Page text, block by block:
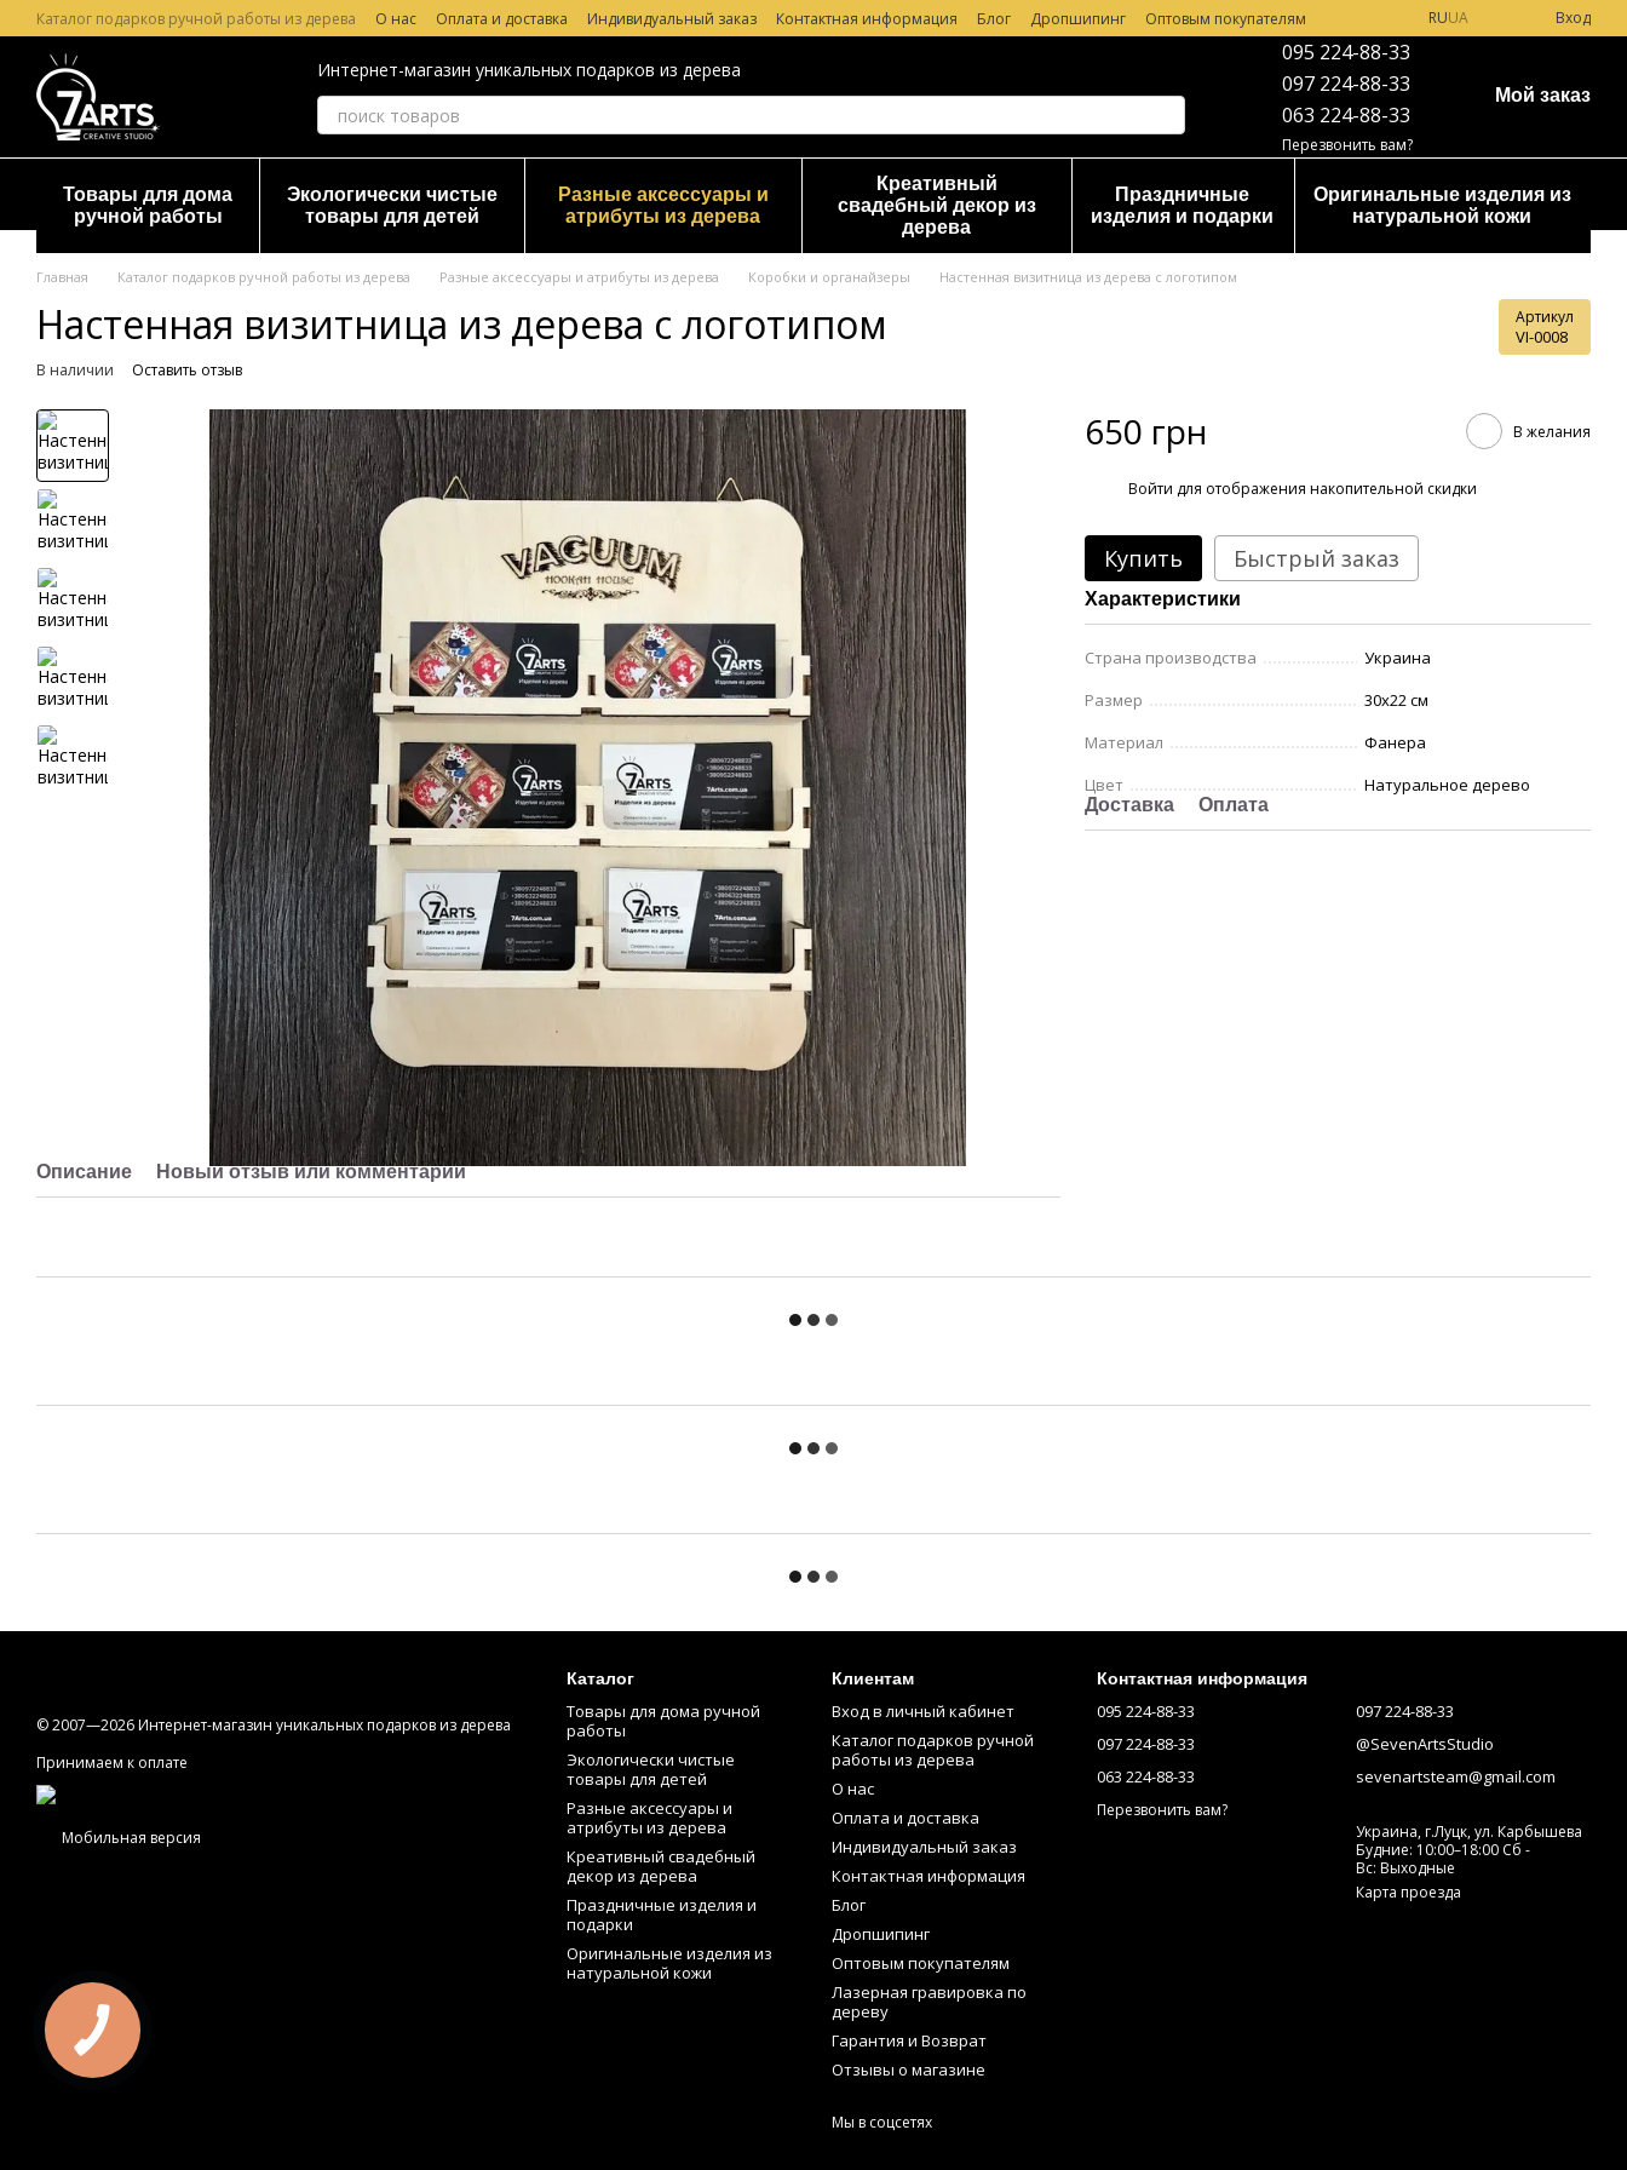
Перейти к основному контенту
Каталог подарков ручной работы из дерева О нас Оплата и доставка Индивидуальный заказ Контактная информация Блог Дропшипинг
Оптовым покупателям
Лазерная гравировка по дереву
Гарантия и Возврат Отзывы о магазине
RUUA Вход
Интернет-магазин уникальных подарков из дерева
095 224-88-33
097 224-88-33
063 224-88-33
Перезвонить вам?
Мой заказ
Товары для дома
ручной работы
Экологически чистые
товары для детей
Разные аксессуары и
атрибуты из дерева
Креативный
свадебный декор из
дерева
Праздничные
изделия и подарки
Оригинальные изделия из
натуральной кожи
Главная Каталог подарков ручной работы из дерева Разные аксессуары и атрибуты из дерева Коробки и органайзеры Настенная визитница из дерева с логотипом
Настенная визитница из дерева с логотипом Артикул
VI-0008
В наличии Оставить отзыв
Описание Новый отзыв или комментарий
650 грн В желания
Войти для отображения накопительной скидки
Купить Быстрый заказ
Характеристики
Страна производства
Украина
Размер
30х22 см
Материал
Фанера
Цвет
Натуральное дерево
Доставка Оплата
© 2007—2026 Интернет-магазин уникальных подарков из дерева
Принимаем к оплате
Мобильная версия
Каталог
Товары для дома ручной
работы
Экологически чистые
товары для детей
Разные аксессуары и
атрибуты из дерева
Креативный свадебный
декор из дерева
Праздничные изделия и
подарки
Оригинальные изделия из
натуральной кожи
Клиентам
Вход в личный кабинет
Каталог подарков ручной
работы из дерева
О нас
Оплата и доставка
Индивидуальный заказ
Контактная информация
Блог
Дропшипинг
Оптовым покупателям
Лазерная гравировка по
дереву
Гарантия и Возврат
Отзывы о магазине
Мы в соцсетях
Контактная информация
095 224-88-33
097 224-88-33
063 224-88-33
Перезвонить вам?
097 224-88-33
@SevenArtsStudio
sevenartsteam@gmail.com
Украина, г.Луцк, ул. Карбышева
Будние: 10:00–18:00 Сб -
Вс: Выходные
Карта проезда